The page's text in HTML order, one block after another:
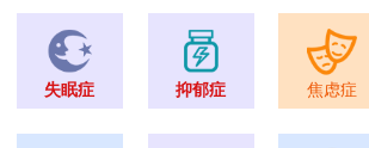
失眠症 抑郁症 焦虑症